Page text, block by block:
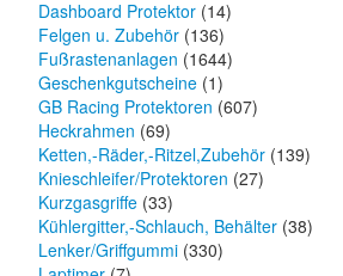
Dashboard Protektor (14)
Felgen u. Zubehör (136)
Fußrastenanlagen (1644)
Geschenkgutscheine (1)
GB Racing Protektoren (607)
Heckrahmen (69)
Ketten,-Räder,-Ritzel,Zubehör (139)
Knieschleifer/Protektoren (27)
Kurzgasgriffe (33)
Kühlergitter,-Schlauch, Behälter (38)
Lenker/Griffgummi (330)